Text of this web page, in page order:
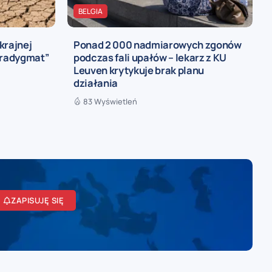
BELGIA
Ponad 2 000 nadmiarowych zgonów
podczas fali upałów – lekarz z KU
Leuven krytykuje brak planu
działania
83 Wyświetleń
ZAPISUJĘ SIĘ